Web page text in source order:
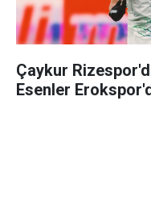
Çaykur
Esenler